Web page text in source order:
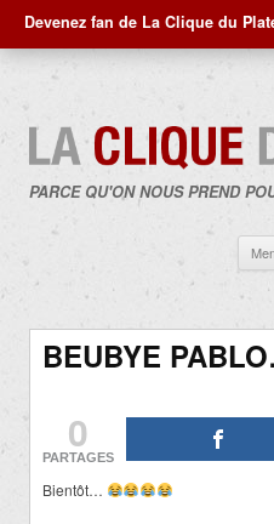
Devenez fan de La Clique du
PARCE QU'ON NOUS PREND
BEUBYE
0
PARTAGES
Bientôt…